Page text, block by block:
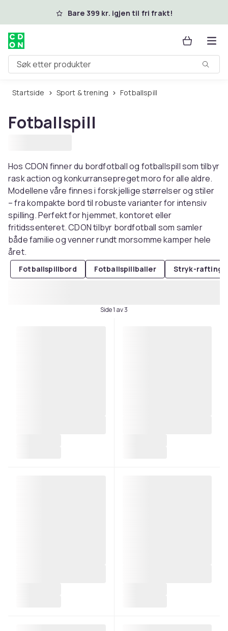
Hopp til hovedinnholdBare 399 kr. igjen til fri frakt!
Søk etter produkter
Startside Sport & trening Fotballspill
Fotballspill
Hos CDON finner du bordfotball og fotballspill som tilbyr
rask action og konkurransepreget moro for alle aldre.
Modellene våre finnes i forskjellige størrelser og stiler
– fra kompakte bord til robuste varianter for intensiv
spilling. Perfekt for hjemmet, kontoret eller
fritidssenteret. CDON tilbyr bordfotball som samler
både familie og venner rundt morsomme kamper hele
året.
Fotballspillbord Fotballspillballer Stryk-
Side 1 av 3